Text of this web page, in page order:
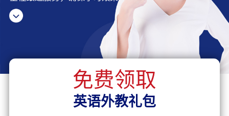
免费领取
英语外教礼包